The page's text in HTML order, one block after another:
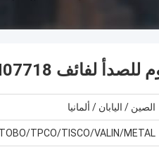
الصين / اليابان / ألمانيا
TOBO/TPCO/TISCO/VALIN/METAL